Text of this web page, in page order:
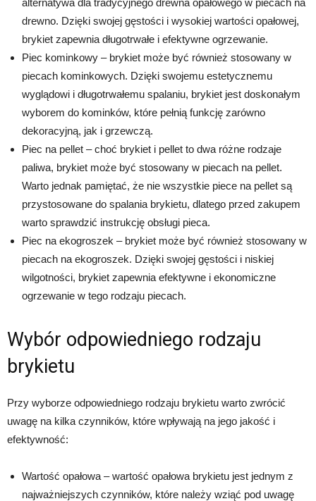
drewno. Dzięki swojej gęstości i wysokiej wartości opałowej,
brykiet zapewnia długotrwałe i efektywne ogrzewanie.
Piec kominkowy – brykiet może być również stosowany w
piecach kominkowych. Dzięki swojemu estetycznemu
wyglądowi i długotrwałemu spalaniu, brykiet jest doskonałym
wyborem do kominków, które pełnią funkcję zarówno
dekoracyjną, jak i grzewczą.
Piec na pellet – choć brykiet i pellet to dwa różne rodzaje
paliwa, brykiet może być stosowany w piecach na pellet.
Warto jednak pamiętać, że nie wszystkie piece na pellet są
przystosowane do spalania brykietu, dlatego przed zakupem
warto sprawdzić instrukcję obsługi pieca.
Piec na ekogroszek – brykiet może być również stosowany w
piecach na ekogroszek. Dzięki swojej gęstości i niskiej
wilgotności, brykiet zapewnia efektywne i ekonomiczne
ogrzewanie w tego rodzaju piecach.
Wybór odpowiedniego rodzaju
brykietu
Przy wyborze odpowiedniego rodzaju brykietu warto zwrócić
uwagę na kilka czynników, które wpływają na jego jakość i
efektywność:
Wartość opałowa – wartość opałowa brykietu jest jednym z
najważniejszych czynników, które należy wziąć pod uwagę